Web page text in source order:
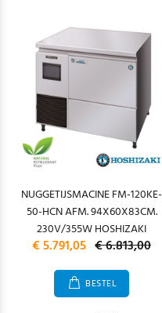
NUGGETIJSMACINE FM-120KE-
50-HCN AFM. 94X60X83CM.
230V/355W HOSHIZAKI
€ 5.791,05 € 6.813,00
BESTEL